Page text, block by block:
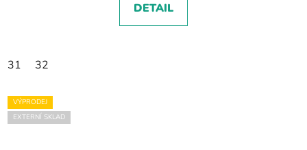
DETAIL
31 32
VÝPRODEJ
EXTERNÍ SKLAD